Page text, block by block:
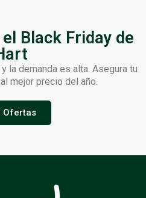
Black Friday de
la demanda es alta. Asegura tu
mejor precio del año.
Ofertas